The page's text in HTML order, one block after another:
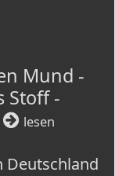
Mund -
Stoff -
lesen
Deutschland